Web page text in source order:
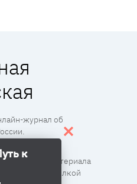
журнал об
материала
редакции и ссылкой
к